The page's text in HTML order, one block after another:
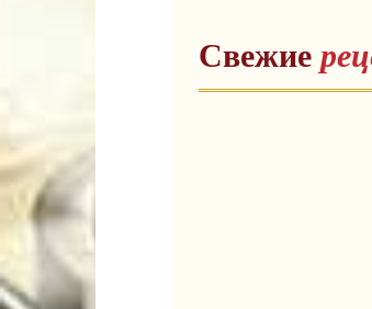
Свежие